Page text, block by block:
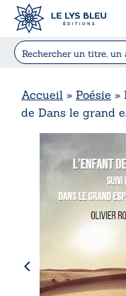
Accueil » Poésie »
de Dans le grand